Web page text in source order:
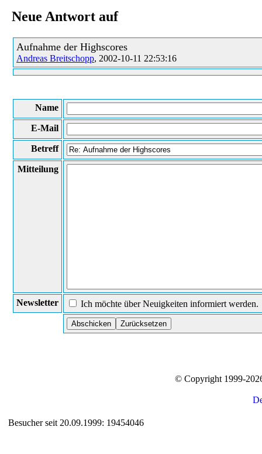
Neue Antwort auf
Aufnahme der Highscores
Andreas Breitschopp, 2002-10-11 22:53:16
Name
E-Mail
Betreff
Mitteilung
Newsletter Ich möchte über Neuigkeiten informiert werden.
© Copyright 1999-
Besucher seit 20.09.1999: 19454046